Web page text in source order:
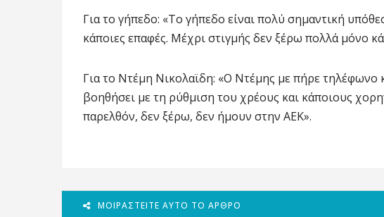
Για το γήπεδο: «Το γήπεδο είναι πολύ σημαντική
κάποιες επαφές. Μέχρι στιγμής δεν ξέρω πολλά μόνο
Για το Ντέμη Νικολαϊδη: «Ο Ντέμης με πήρε τηλέφωνο
βοηθήσει με τη ρύθμιση του χρέους και κάποιους
παρελθόν, δεν ξέρω, δεν ήμουν στην ΑΕΚ».
ΜΟΙΡΑΣΤΕΊΤΕ ΑΥΤΌ ΤΟ ΆΡΘΡΟ